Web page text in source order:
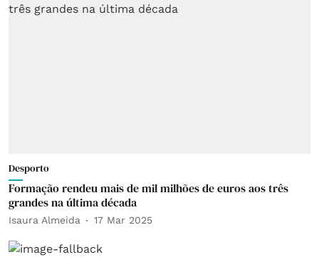
Desporto
Formação rendeu mais de mil milhões de euros aos três
grandes na última década
Isaura Almeida 17 Mar 2025